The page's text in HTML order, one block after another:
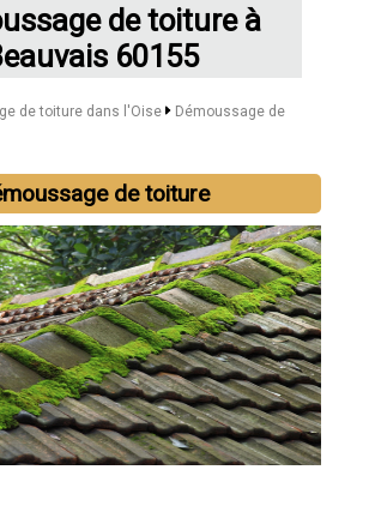
de toiture à
60155
de toiture dans l'Oise
Démoussage de
de toiture